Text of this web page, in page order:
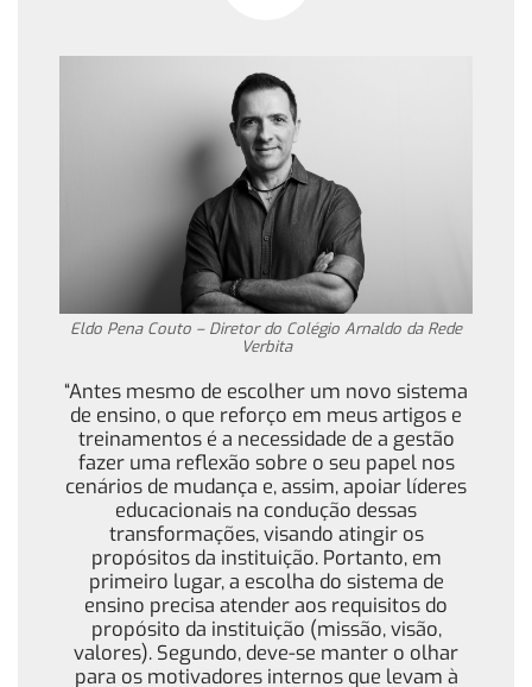
Eldo Pena Couto – Diretor do Colégio Arnaldo da Rede
Verbita
“Antes mesmo de escolher um novo sistema
de ensino, o que reforço em meus artigos e
treinamentos é a necessidade de a gestão
fazer uma reflexão sobre o seu papel nos
cenários de mudança e, assim, apoiar líderes
educacionais na condução dessas
transformações, visando atingir os
propósitos da instituição. Portanto, em
primeiro lugar, a escolha do sistema de
ensino precisa atender aos requisitos do
propósito da instituição (missão, visão,
valores). Segundo, deve-se manter o olhar
para os motivadores internos que levam à